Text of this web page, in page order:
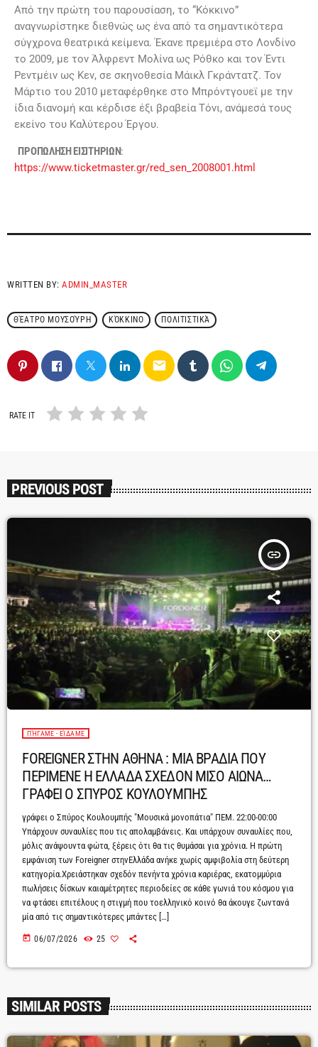
Από την πρώτη του παρουσίαση, το “Κόκκινο”
αναγνωρίστηκε διεθνώς ως ένα από τα σημαντικότερα
σύγχρονα θεατρικά κείμενα. Έκανε πρεμιέρα στο Λονδίνο
το 2009, με τον Άλφρεντ Μολίνα ως Ρόθκο και τον Έντι
Ρεντμέιν ως Κεν, σε σκηνοθεσία Μάικλ Γκράντατζ. Τον
Μάρτιο του 2010 μεταφέρθηκε στο Μπρόντγουεϊ με την
ίδια διανομή και κέρδισε έξι βραβεία Τόνι, ανάμεσά τους
εκείνο του Καλύτερου Έργου.
ΠΡΟΠΩΛΗΣΗ ΕΙΣΙΤΗΡΙΩΝ:
https://www.ticketmaster.gr/red_sen_2008001.html
WRITTEN BY:ADMIN_MASTER
ΘΈΑΤΡΟ ΜΟΥΣΟΎΡΗ ΚΌΚΚΙΝΟ ΠΟΛΙΤΙΣΤΙΚΆ
email
RATE IT
PREVIOUS POST
insert_link
ΠΉΓΑΜΕ - ΕΊΔΑΜΕ
FOREIGNER ΣΤΗΝ ΑΘΗΝΑ : ΜΙΑ ΒΡΑΔΙΑ ΠΟΥ
ΠΕΡΙΜΕΝΕ Η ΕΛΛΑΔΑ ΣΧΕΔΟΝ ΜΙΣΟ ΑΙΩΝΑ…
ΓΡΑΦΕΙ Ο ΣΠΥΡΟΣ ΚΟΥΛΟΥΜΠΗΣ
γράφει ο Σπύρος Κουλουμπής "Μουσικά μονοπάτια" ΠΕΜ. 22:00-00:00
Υπάρχουν συναυλίες που τις απολαμβάνεις. Και υπάρχουν συναυλίες που,
μόλις ανάψουντα φώτα, ξέρεις ότι θα τις θυμάσαι για χρόνια. Η πρώτη
εμφάνιση των Foreigner στηνΕλλάδα ανήκε χωρίς αμφιβολία στη δεύτερη
κατηγορία.Χρειάστηκαν σχεδόν πενήντα χρόνια καριέρας, εκατομμύρια
πωλήσεις δίσκων καιαμέτρητες περιοδείες σε κάθε γωνιά του κόσμου για
να φτάσει επιτέλους η στιγμή που τοελληνικό κοινό θα άκουγε ζωντανά
μία από τις σημαντικότερες μπάντες […]
today 06/07/2026 25
SIMILAR POSTS